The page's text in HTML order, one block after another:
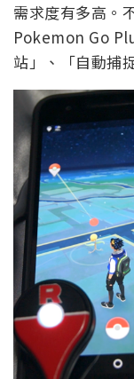
需求度有多高。
Pokemon Go
站」、「自動捕